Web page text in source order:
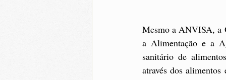
Mesmo a ANVISA, a
a Alimentação e a
sanitário de
através dos alimentos